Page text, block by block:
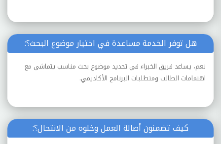
هل توفر الخدمة مساعدة في اختيار موضوع البحث؟:
نعم، يساعد فريق الخبراء في تحديد موضوع بحث مناسب يتماشى مع
اهتمامات الطالب ومتطلبات البرنامج الأكاديمي.
كيف تضمنون أصالة العمل وخلوه من الانتحال؟: